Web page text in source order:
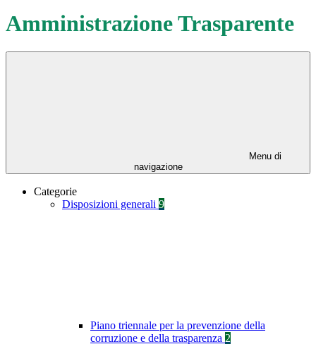
Amministrazione Trasparente
Menu di
navigazione
Categorie
Disposizioni generali 9
Piano triennale per la prevenzione della
corruzione e della trasparenza 2